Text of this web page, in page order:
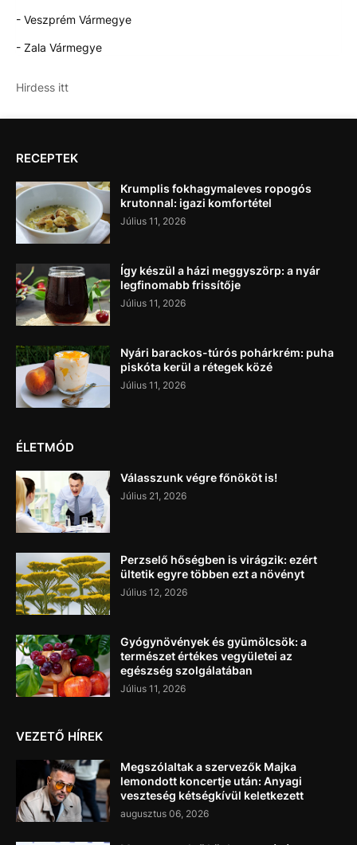
- Veszprém Vármegye
- Zala Vármegye
Hirdess itt
RECEPTEK
Krumplis fokhagymaleves ropogós
krutonnal: igazi komfortétel
Július 11, 2026
Így készül a házi meggyszörp: a nyár
legfinomabb frissítője
Július 11, 2026
Nyári barackos-túrós pohárkrém: puha
piskóta kerül a rétegek közé
Július 11, 2026
ÉLETMÓD
Válasszunk végre főnököt is!
Július 21, 2026
Perzselő hőségben is virágzik: ezért
ültetik egyre többen ezt a növényt
Július 12, 2026
Gyógynövények és gyümölcsök: a
természet értékes vegyületei az
egészség szolgálatában
Július 11, 2026
VEZETŐ HÍREK
Megszólaltak a szervezők Majka
lemondott koncertje után: Anyagi
veszteség kétségkívül keletkezett
augusztus 06, 2026